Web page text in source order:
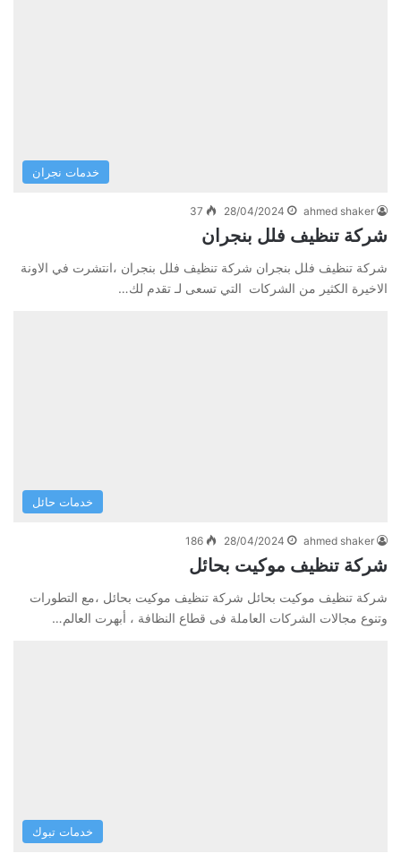
خدمات نجران
ahmed shaker
28/04/2024
37
شركة تنظيف فلل بنجران
شركة تنظيف فلل بنجران شركة تنظيف فلل بنجران ،انتشرت في الاونة
الاخيرة الكثير من الشركات التي تسعى لـ تقدم لك…
خدمات حائل
ahmed shaker
28/04/2024
186
شركة تنظيف موكيت بحائل
شركة تنظيف موكيت بحائل شركة تنظيف موكيت بحائل ،مع التطورات
وتنوع مجالات الشركات العاملة فى قطاع النظافة ، أبهرت العالم…
خدمات تبوك